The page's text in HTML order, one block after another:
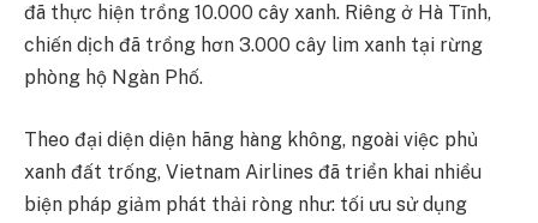
đã thực hiện trồng 10.000 cây xanh. Riêng ở Hà Tĩnh,
chiến dịch đã trồng hơn 3.000 cây lim xanh tại rừng
phòng hộ Ngàn Phố.
Theo đại diện diện hãng hàng không, ngoài việc phủ
xanh đất trống, Vietnam Airlines đã triển khai nhiều
biện pháp giảm phát thải ròng như: tối ưu sử dụng